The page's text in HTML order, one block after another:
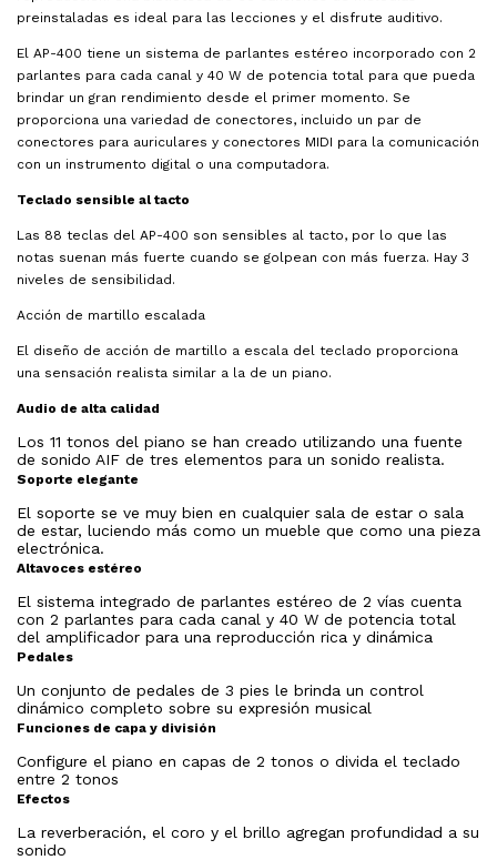
preinstaladas es ideal para las lecciones y el disfrute auditivo.
El AP-400 tiene un sistema de parlantes estéreo incorporado con 2
parlantes para cada canal y 40 W de potencia total para que pueda
brindar un gran rendimiento desde el primer momento. Se
proporciona una variedad de conectores, incluido un par de
conectores para auriculares y conectores MIDI para la comunicación
con un instrumento digital o una computadora.
Teclado sensible al tacto
Las 88 teclas del AP-400 son sensibles al tacto, por lo que las
notas suenan más fuerte cuando se golpean con más fuerza. Hay 3
niveles de sensibilidad.
Acción de martillo escalada
El diseño de acción de martillo a escala del teclado proporciona
una sensación realista similar a la de un piano.
Audio de alta calidad
Los 11 tonos del piano se han creado utilizando una fuente
de sonido AIF de tres elementos para un sonido realista.
Soporte elegante
El soporte se ve muy bien en cualquier sala de estar o sala
de estar, luciendo más como un mueble que como una pieza
electrónica.
Altavoces estéreo
El sistema integrado de parlantes estéreo de 2 vías cuenta
con 2 parlantes para cada canal y 40 W de potencia total
del amplificador para una reproducción rica y dinámica
Pedales
Un conjunto de pedales de 3 pies le brinda un control
dinámico completo sobre su expresión musical
Funciones de capa y división
Configure el piano en capas de 2 tonos o divida el teclado
entre 2 tonos
Efectos
La reverberación, el coro y el brillo agregan profundidad a su
sonido